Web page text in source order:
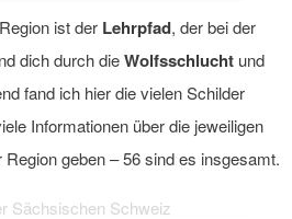
ist der Lehrpfad, der bei der
dich durch dieWolfsschlucht und
fand ich hier die vielen Schilder
Informationen über die jeweiligen
geben – 56 sind es insgesamt.